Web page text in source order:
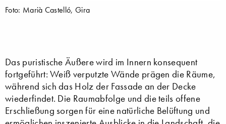
Foto: Marià Castelló, Gira
Das puristische Äußere wird im Innern konsequent
fortgeführt: Weiß verputzte Wände prägen die Räume,
während sich das Holz der Fassade an der Decke
wiederfindet. Die Raumabfolge und die teils offene
Erschließung sorgen für eine natürliche Belüftung und